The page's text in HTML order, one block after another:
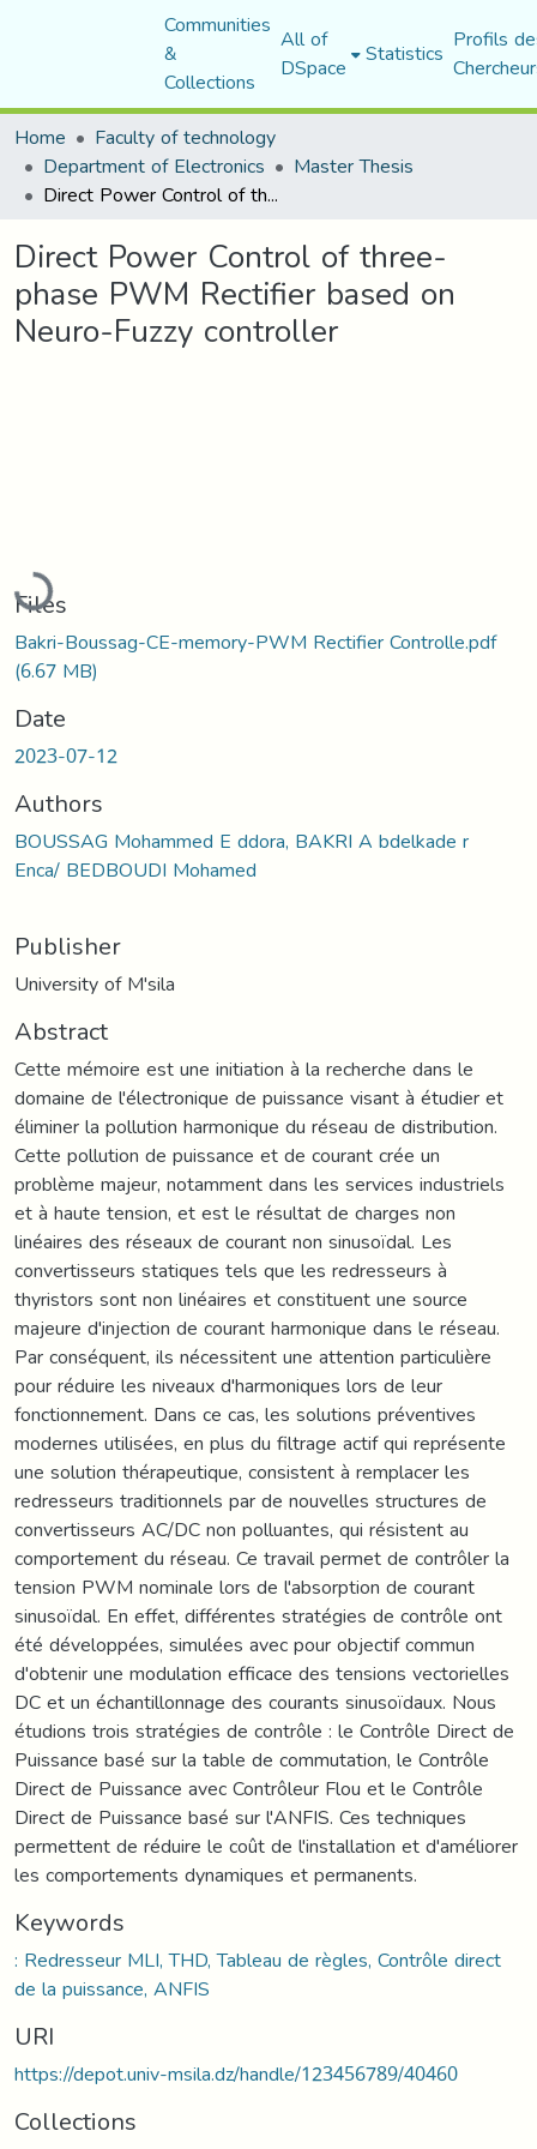
Communities
&
Collections
All of
DSpace Statistics Profils
Home
Faculty of technology
Department of Electronics Master Thesis
Direct Power Control of three-phase PWM Rectifier based on Neuro-Fuzzy controller
Direct Power Control of three-
phase PWM Rectifier based on
Neuro-Fuzzy controller
Loading...
Files
Bakri-Boussag-CE-memory-PWM Rectifier Controlle.pdf
(6.67 MB)
Date
2023-07-12
Authors
BOUSSAG Mohammed E ddora, BAKRI A bdelkade r
Enca/ BEDBOUDI Mohamed
Publisher
University of M'sila
Abstract
Cette mémoire est une initiation à la recherche dans le
domaine de l'électronique de puissance visant à étudier et
éliminer la pollution harmonique du réseau de distribution.
Cette pollution de puissance et de courant crée un
problème majeur, notamment dans les services industriels
et à haute tension, et est le résultat de charges non
linéaires des réseaux de courant non sinusoïdal. Les
convertisseurs statiques tels que les redresseurs à
thyristors sont non linéaires et constituent une source
majeure d'injection de courant harmonique dans le réseau.
Par conséquent, ils nécessitent une attention particulière
pour réduire les niveaux d'harmoniques lors de leur
fonctionnement. Dans ce cas, les solutions préventives
modernes utilisées, en plus du filtrage actif qui représente
une solution thérapeutique, consistent à remplacer les
redresseurs traditionnels par de nouvelles structures de
convertisseurs AC/DC non polluantes, qui résistent au
comportement du réseau. Ce travail permet de contrôler la
tension PWM nominale lors de l'absorption de courant
sinusoïdal. En effet, différentes stratégies de contrôle ont
été développées, simulées avec pour objectif commun
d'obtenir une modulation efficace des tensions vectorielles
DC et un échantillonnage des courants sinusoïdaux. Nous
étudions trois stratégies de contrôle : le Contrôle Direct de
Puissance basé sur la table de commutation, le Contrôle
Direct de Puissance avec Contrôleur Flou et le Contrôle
Direct de Puissance basé sur l'ANFIS. Ces techniques
permettent de réduire le coût de l'installation et d'améliorer
les comportements dynamiques et permanents.
Keywords
: Redresseur MLI, THD, Tableau de règles, Contrôle direct
de la puissance, ANFIS
URI
https://depot.univ-msila.dz/handle/123456789/40460
Collections